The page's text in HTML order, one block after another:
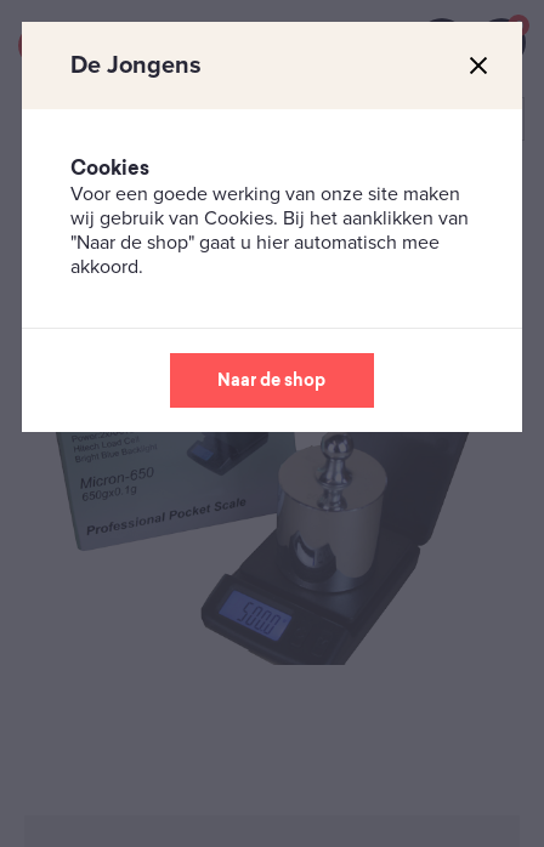
0
Rokersbenodigdheden Weegschaaltjes
Digiscales –
Micron-650
De Jongens
Cookies
Voor een goede werking van onze site maken
wij gebruik van Cookies. Bij het aanklikken van
"Naar de shop" gaat u hier automatisch mee
akkoord.
Naar de shop